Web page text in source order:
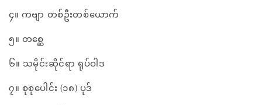
၄။ ကဗျာ တစ်ဦးတစ်ယောက်
၅။ တစ္ဆေ
၆။ သမိုင်းဆိုင်ရာ ရုပ်ဝါဒ
၇။ စုစုပေါင်း (၁၈) ပုဒ်